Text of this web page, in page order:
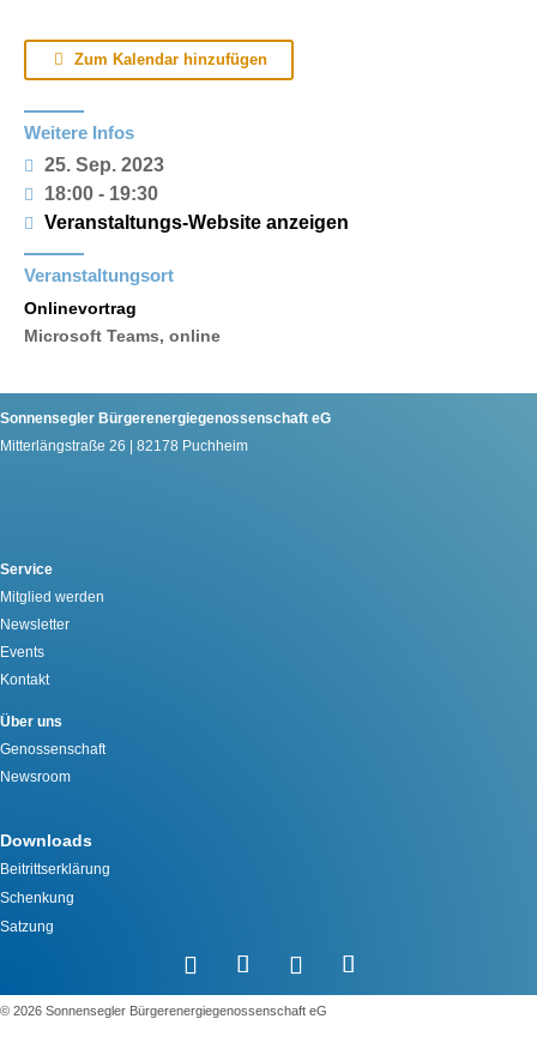
Zum Kalendar hinzufügen
Weitere Infos
25. Sep. 2023
18:00 - 19:30
Veranstaltungs-Website anzeigen
Veranstaltungsort
Onlinevortrag
Microsoft Teams, online
Sonnensegler Bürgerenergiegenossenschaft eG
Mitterlängstraße 26 | 82178 Puchheim
Service
Mitglied werden
Newsletter
Events
Kontakt
Über uns
Genossenschaft
Newsroom
Downloads
Beitrittserklärung
Schenkung
Satzung
©️ 2026 Sonnensegler Bürgerenergiegenossenschaft eG